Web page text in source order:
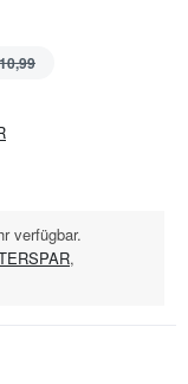
verfügbar.
,